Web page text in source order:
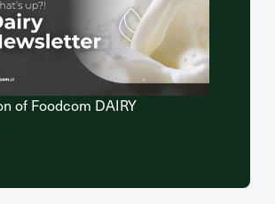
of Foodcom DAIRY